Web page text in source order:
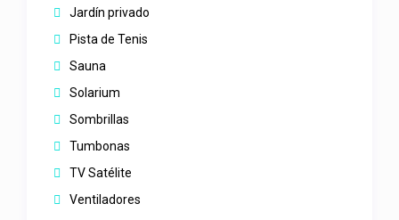
Jardín privado
Pista de Tenis
Sauna
Solarium
Sombrillas
Tumbonas
TV Satélite
Ventiladores